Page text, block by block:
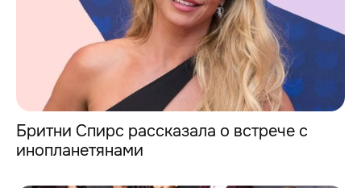
Бритни Спирс рассказала о встрече с
инопланетянами